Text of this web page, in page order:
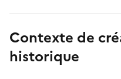
Contexte de
historique